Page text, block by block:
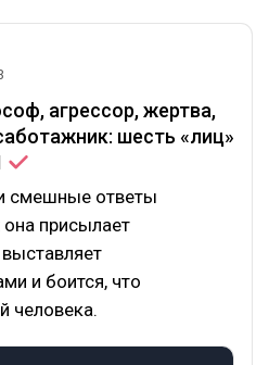
агрессор, жертва,
шесть «лиц»
смешные ответы
она присылает
и боится, что
человека.